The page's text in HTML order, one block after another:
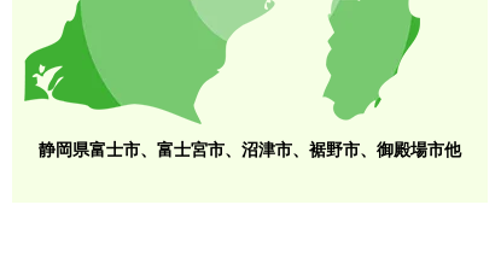
静岡県富士市、富士宮市、沼津市、裾野市、御殿場市他